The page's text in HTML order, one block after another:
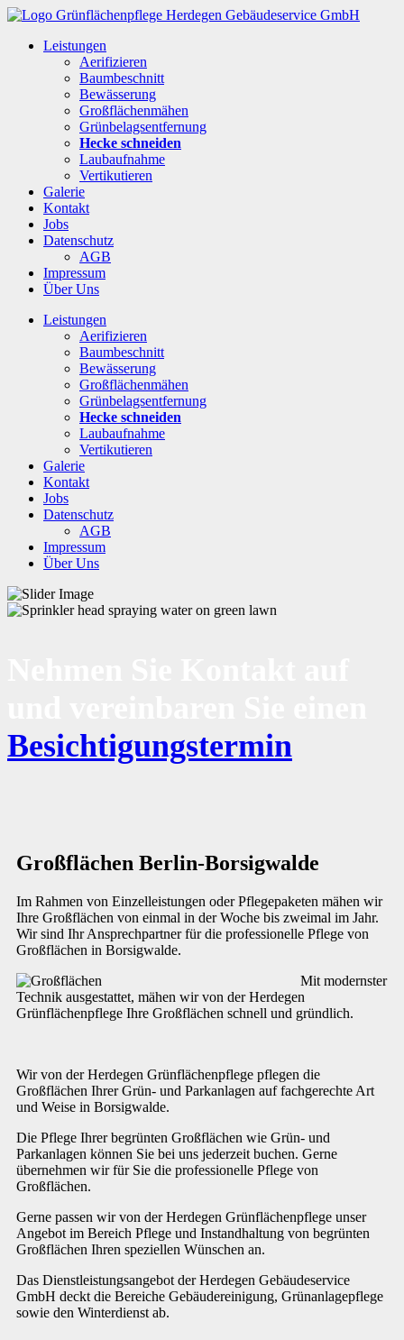
Leistungen
Aerifizieren
Baumbeschnitt
Bewässerung
Großflächenmähen
Grünbelagsentfernung
Hecke schneiden
Laubaufnahme
Vertikutieren
Galerie
Kontakt
Jobs
Datenschutz
AGB
Impressum
Über Uns
Leistungen
Aerifizieren
Baumbeschnitt
Bewässerung
Großflächenmähen
Grünbelagsentfernung
Hecke schneiden
Laubaufnahme
Vertikutieren
Galerie
Kontakt
Jobs
Datenschutz
AGB
Impressum
Über Uns
Besichtigungstermin
Großflächen Berlin-Borsigwalde
Im Rahmen von Einzelleistungen oder Pflegepaketen mähen wir
Ihre Großflächen von einmal in der Woche bis zweimal im Jahr.
Wir sind Ihr Ansprechpartner für die professionelle Pflege von
Großflächen in Borsigwalde.
Mit modernster
Technik ausgestattet, mähen wir von der Herdegen
Grünflächenpflege Ihre Großflächen schnell und gründlich.
Wir von der Herdegen Grünflächenpflege pflegen die
Großflächen Ihrer Grün- und Parkanlagen auf fachgerechte Art
und Weise in Borsigwalde.
Die Pflege Ihrer begrünten Großflächen wie Grün- und
Parkanlagen können Sie bei uns jederzeit buchen. Gerne
übernehmen wir für Sie die professionelle Pflege von
Großflächen.
Gerne passen wir von der Herdegen Grünflächenpflege unser
Angebot im Bereich Pflege und Instandhaltung von begrünten
Großflächen Ihren speziellen Wünschen an.
Das Dienstleistungsangebot der Herdegen Gebäudeservice
GmbH deckt die Bereiche Gebäudereinigung, Grünanlagepflege
sowie den Winterdienst ab.